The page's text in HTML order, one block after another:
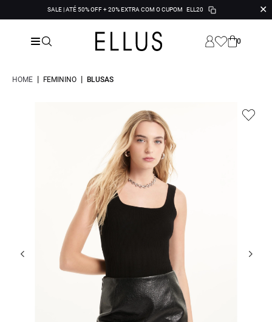
SALE | ATÉ 50% OFF + 20% EXTRA COM O CUPOM ELL20 ✕
0
HOME | FEMININO | BLUSAS